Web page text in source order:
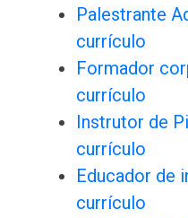
Palestrante
currículo
Formador
currículo
Instrutor de
currículo
Educador de
currículo